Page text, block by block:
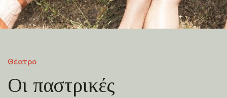
Θέατρο
Οι παστρικές